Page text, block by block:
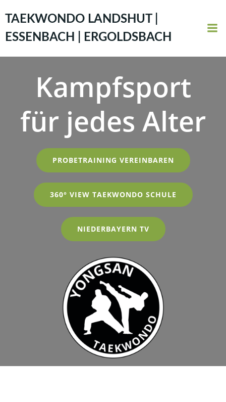
Inhalt
springen
TAEKWONDO LANDSHUT |
ESSENBACH | ERGOLDSBACH
Kampfsport
für jedes Alter
PROBETRAINING VEREINBAREN
360° VIEW TAEKWONDO SCHULE
NIEDERBAYERN TV